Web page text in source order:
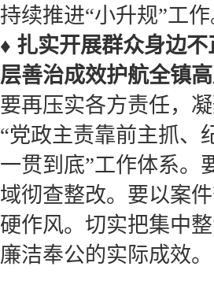
持续推进“小升规”工
♦ 扎实开展群众身边
层善治成效护航全镇
要再压实各方责任，
“党政主责靠前主抓、
一贯到底”工作体系。
域彻查整改。要以案
硬作风。切实把集中
廉洁奉公的实际成效。